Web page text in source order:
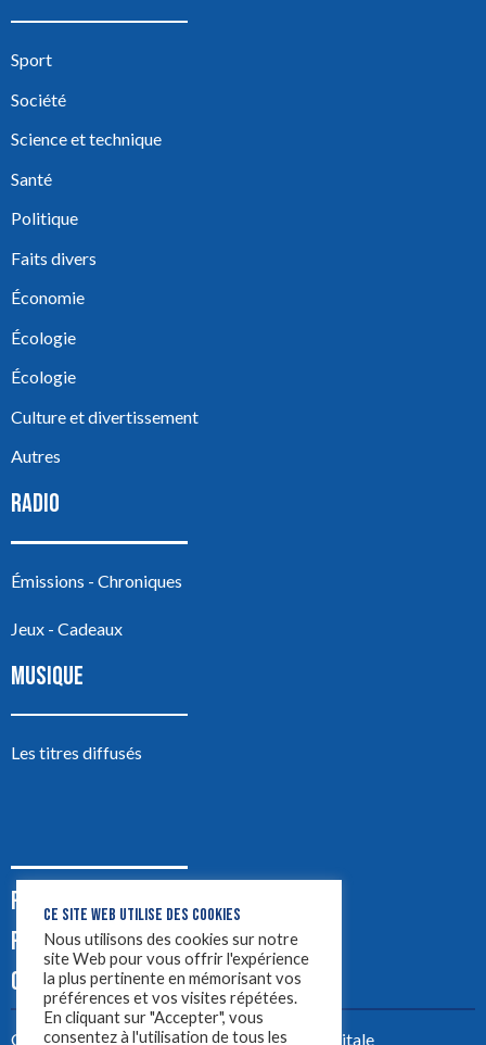
Sport
Société
Science et technique
Santé
Politique
Faits divers
Économie
Écologie
Écologie
Culture et divertissement
Autres
RADIO
Émissions - Chroniques
Jeux - Cadeaux
MUSIQUE
Les titres diffusés
PODCASTS
PUB
CONTACT
Créez votre site avecYellowtie – Agence Digitale
CE SITE WEB UTILISE DES COOKIES
Nous utilisons des cookies sur notre
site Web pour vous offrir l'expérience
la plus pertinente en mémorisant vos
préférences et vos visites répétées.
En cliquant sur "Accepter", vous
consentez à l'utilisation de tous les